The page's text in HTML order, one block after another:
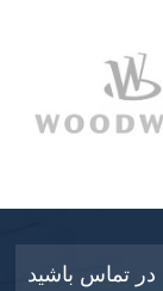
در تماس باشید